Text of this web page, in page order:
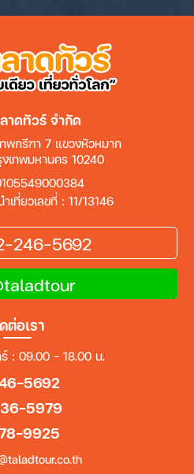
าดทัวร์ จำกัด
พกรีฑา 7 แขวงหัวหมาก
งเทพมหานคร 10240
เที่ยวเลขที่ : 11/13146
246-5692
ต่อเรา
: 09.00 - 18.00 น.
5692
5979
9925